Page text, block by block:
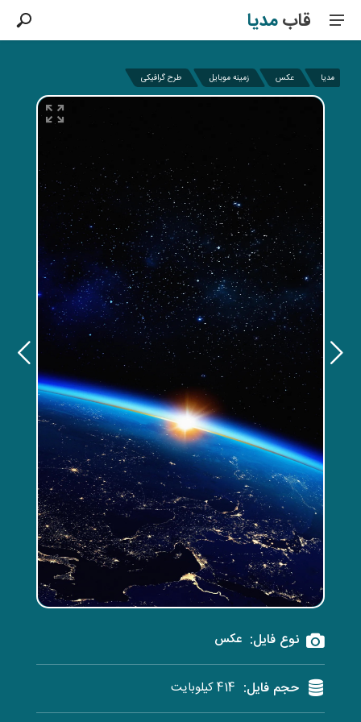
قابمدیا
مدیا عکس زمینه موبایل طرح گرافیکی
نوع فایل: عکس
حجم فایل: 414 کیلوبایت